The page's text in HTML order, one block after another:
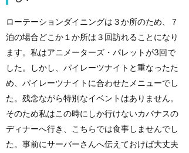
ローテーションダイニングは３か所のため、７
泊の場合どこか１か所は３回訪れることになり
ます。私はアニメーターズ・パレットが3回で
した。しかし、パイレーツナイトと重なったた
め、パイレーツナイトに合わせたメニューでし
た。残念ながら特別なイベントはありません。
そのため私はこの時にしか行けないカバナスの
ディナーへ行き、こちらでは食事しませんでし
た。事前にサーバーさんへ伝えておけば大丈夫